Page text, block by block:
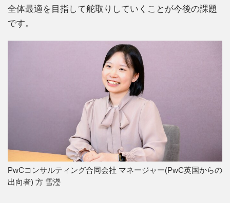
全体最適を目指して舵取りしていくことが今後の課題
です。
PwCコンサルティング合同会社 マネージャー(PwC英国からの
出向者) 方 雪瀅